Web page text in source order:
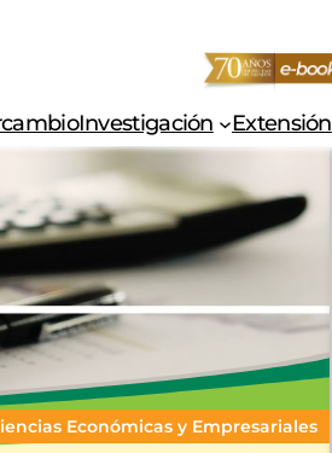
Investigación Extensión
Económicas y Empresariales